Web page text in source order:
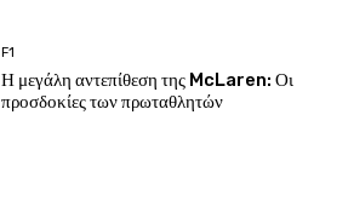
F1
Η μεγάλη αντεπίθεση της McLaren: Οι
προσδοκίες των πρωταθλητών